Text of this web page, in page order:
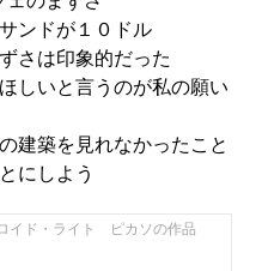
ンドが１０ドル
さは印象的だった
しいと言うのが私の願い
建築を見れなかったこと
にしよう
イド・ライト ピカソの作品